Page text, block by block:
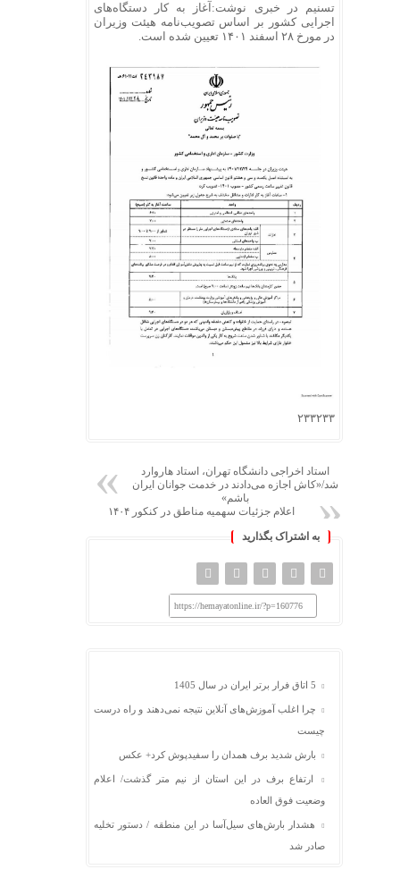
تسنیم در خبری نوشت:آغاز به کار دستگاه‌های
اجرایی کشور بر اساس تصویب‌نامه هیئت وزیران
در مورخ ۲۸ اسفند ۱۴۰۱ تعیین شده است.
۲۳۳۲۳۳
استاد اخراجی دانشگاه تهران، استاد هاروارد
شد/«کاش اجازه می‌دادند در خدمت جوانان ایران
باشم»
اعلام جزئیات سهمیه مناطق در کنکور ۱۴۰۴
به اشتراک بگذارید
https://hemayatonline.ir/?p=160776
چرا اغلب آموزش‌های آنلاین نتیجه نمی‌دهند و راه درست
چیست
بارش شدید برف همدان را سفیدپوش کرد+ عکس
ارتفاع برف در این استان از نیم متر گذشت/ اعلام
وضعیت فوق العاده
هشدار بارش‌های سیل‌آسا در این منطقه / دستور تخلیه
صادر شد